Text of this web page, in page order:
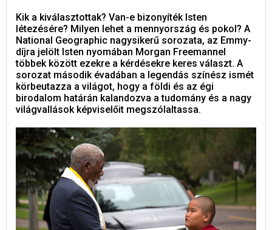
Kik a kiválasztottak? Van-e bizonyíték Isten
létezésére? Milyen lehet a mennyország és pokol? A
National Geographic nagysikerű sorozata, az Emmy-
díjra jelölt Isten nyomában Morgan Freemannel
többek között ezekre a kérdésekre keres választ. A
sorozat második évadában a legendás színész ismét
körbeutazza a világot, hogy a földi és az égi
birodalom határán kalandozva a tudomány és a nagy
világvallások képviselőit megszólaltassa.